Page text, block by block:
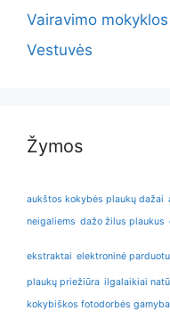
Vairavimo mokyklos
Vestuvės
Žymos
aukštos kokybės plaukų dažai
neigaliems dažo žilus plaukus
ekstraktai elektroninė
plaukų priežiūra ilgalaikiai
kokybiškos fotodorbės gamyba